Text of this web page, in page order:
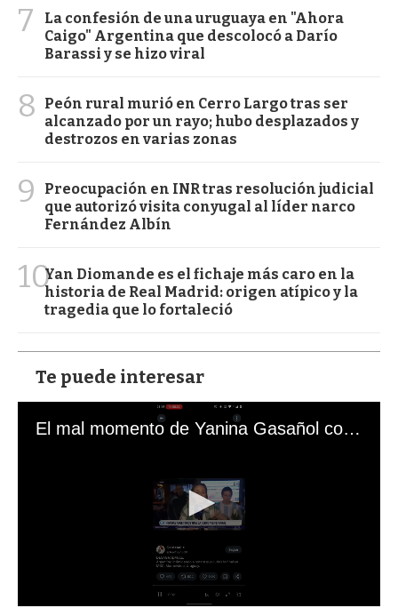
7
La confesión de una uruguaya en "Ahora
Caigo" Argentina que descolocó a Darío
Barassi y se hizo viral
8
Peón rural murió en Cerro Largo tras ser
alcanzado por un rayo; hubo desplazados y
destrozos en varias zonas
9
Preocupación en INR tras resolución judicial
que autorizó visita conyugal al líder narco
Fernández Albín
10Yan Diomande es el fichaje más caro en la
historia de Real Madrid: origen atípico y la
tragedia que lo fortaleció
Te puede interesar
El mal momento de Yanina Gasañol con un hincha argentino en "Subrayado"